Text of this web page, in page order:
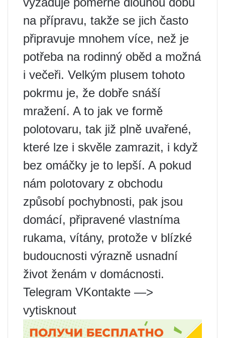
na přípravu, takže se jich často
připravuje mnohem více, než je
potřeba na rodinný oběd a možná
i večeři. Velkým plusem tohoto
pokrmu je, že dobře snáší
mražení. A to jak ve formě
polotovaru, tak již plně uvařené,
které lze i skvěle zamrazit, i když
bez omáčky je to lepší. A pokud
nám polotovary z obchodu
způsobí pochybnosti, pak jsou
domácí, připravené vlastníma
rukama, vítány, protože v blízké
budoucnosti výrazně usnadní
život ženám v domácnosti.
Telegram VKontakte —>
vytisknout